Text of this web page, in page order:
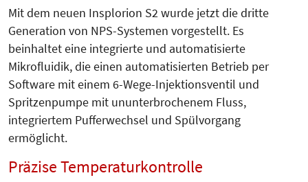
Mit dem neuen Insplorion S2 wurde jetzt die dritte
Generation von NPS-Systemen vorgestellt. Es
beinhaltet eine integrierte und automatisierte
Mikrofluidik, die einen automatisierten Betrieb per
Software mit einem 6-Wege-Injektionsventil und
Spritzenpumpe mit ununterbrochenem Fluss,
integriertem Pufferwechsel und Spülvorgang
ermöglicht.
Präzise Temperaturkontrolle